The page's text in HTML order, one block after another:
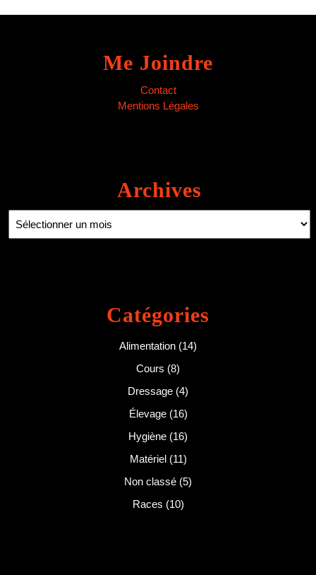
Me Joindre
Contact
Mentions Légales
Archives
Catégories
Alimentation (14)
Cours (8)
Dressage (4)
Élevage(16)
Hygiène (16)
Matériel(11)
Non classé (5)
Races (10)